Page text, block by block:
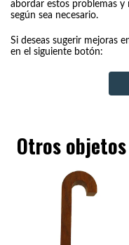
abordar estos problemas y
según sea necesario.
Si deseas sugerir mejoras
en el siguiente botón:
Otros